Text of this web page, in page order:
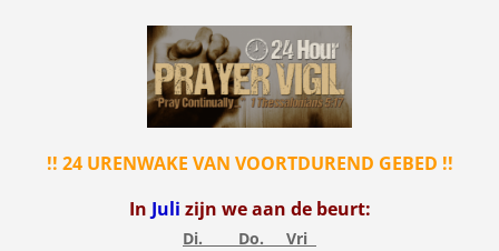
!! 24 URENWAKE VAN VOORTDUREND GEBED !!
In Juli zijn we aan de beurt:
Di. Do. Vri